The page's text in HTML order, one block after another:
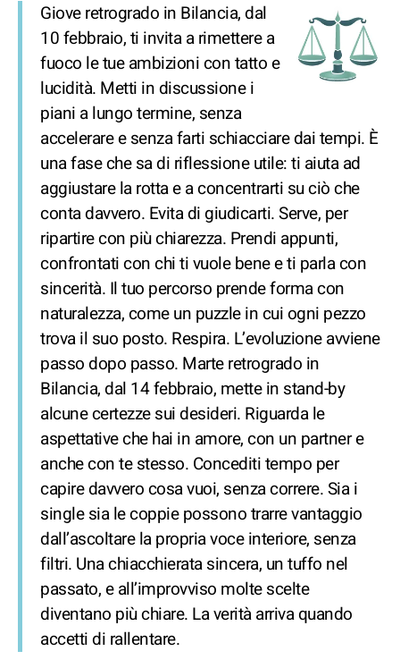
Giove retrogrado in Bilancia, dal
10 febbraio, ti invita a rimettere a
fuoco le tue ambizioni con tatto e
lucidità. Metti in discussione i
piani a lungo termine, senza
accelerare e senza farti schiacciare dai tempi. È
una fase che sa di riflessione utile: ti aiuta ad
aggiustare la rotta e a concentrarti su ciò che
conta davvero. Evita di giudicarti. Serve, per
ripartire con più chiarezza. Prendi appunti,
confrontati con chi ti vuole bene e ti parla con
sincerità. Il tuo percorso prende forma con
naturalezza, come un puzzle in cui ogni pezzo
trova il suo posto. Respira. L’evoluzione avviene
passo dopo passo. Marte retrogrado in
Bilancia, dal 14 febbraio, mette in stand-by
alcune certezze sui desideri. Riguarda le
aspettative che hai in amore, con un partner e
anche con te stesso. Concediti tempo per
capire davvero cosa vuoi, senza correre. Sia i
single sia le coppie possono trarre vantaggio
dall’ascoltare la propria voce interiore, senza
filtri. Una chiacchierata sincera, un tuffo nel
passato, e all’improvviso molte scelte
diventano più chiare. La verità arriva quando
accetti di rallentare.